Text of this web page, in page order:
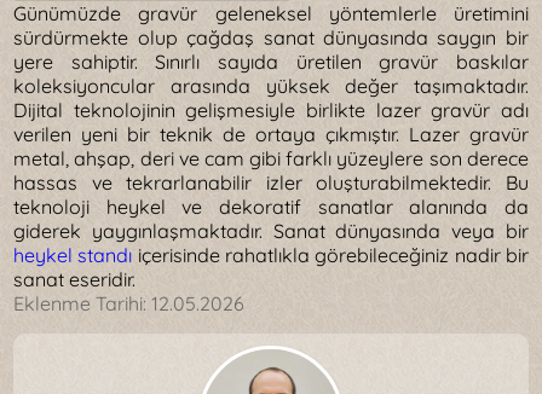
Günümüzde gravür geleneksel yöntemlerle üretimini
sürdürmekte olup çağdaş sanat dünyasında saygın bir
yere sahiptir. Sınırlı sayıda üretilen gravür baskılar
koleksiyoncular arasında yüksek değer taşımaktadır.
Dijital teknolojinin gelişmesiyle birlikte lazer gravür adı
verilen yeni bir teknik de ortaya çıkmıştır. Lazer gravür
metal, ahşap, deri ve cam gibi farklı yüzeylere son derece
hassas ve tekrarlanabilir izler oluşturabilmektedir. Bu
teknoloji heykel ve dekoratif sanatlar alanında da
giderek yaygınlaşmaktadır. Sanat dünyasında veya bir
heykel standı içerisinde rahatlıkla görebileceğiniz nadir bir
sanat eseridir.
Eklenme Tarihi:12.05.2026